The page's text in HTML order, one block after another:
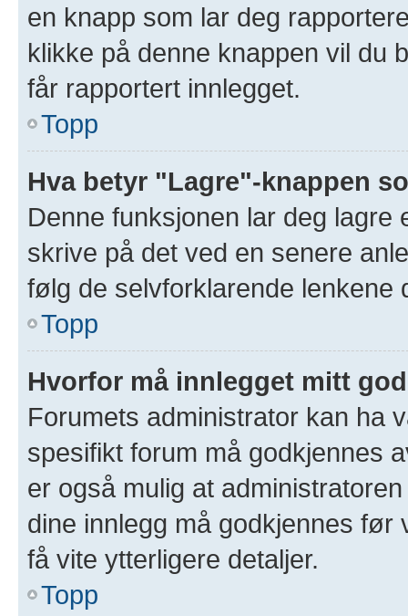
en knapp som lar deg
klikke på denne knappen vil du
får rapportert innlegget.
Topp
Hva betyr "Lagre"-knappen
Denne funksjonen lar deg lagre
skrive på det ved en senere
følg de selvforklarende lenkene
Topp
Hvorfor må innlegget mitt
Forumets administrator kan ha
spesifikt forum må godkjennes
er også mulig at
dine innlegg må godkjennes før
få vite ytterligere detaljer.
Topp